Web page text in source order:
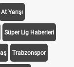
At Yarışı
Süper Lig Haberleri
Trabzonspor